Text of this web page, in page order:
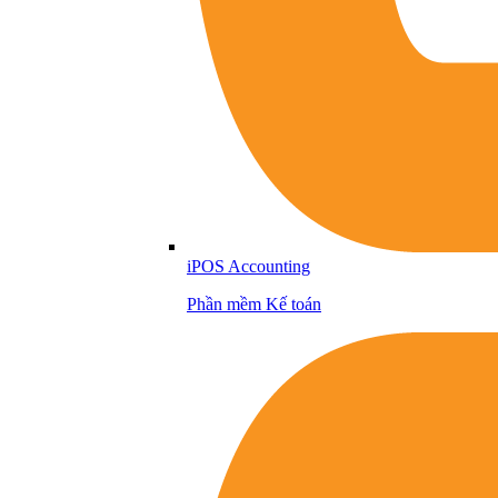
iPOS Accounting
Phần mềm Kế toán